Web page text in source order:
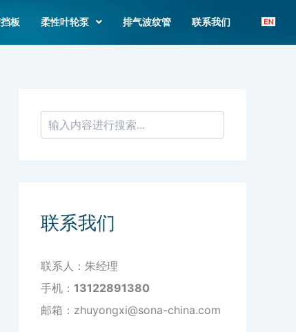
板 柔性叶轮泵 排气波纹管 联系我们
索
联系我们
联系人：朱经理
手机： 13122891380
邮箱：zhuyongxi@sona-china.com